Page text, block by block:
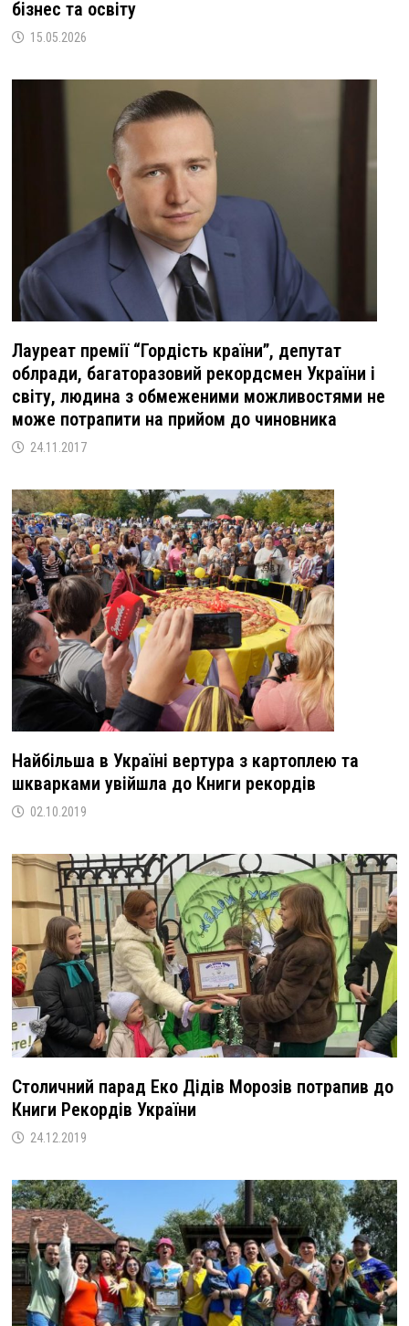
бізнес та освіту
15.05.2026
Лауреат премії “Гордість країни”, депутат
облради, багаторазовий рекордсмен України і
світу, людина з обмеженими можливостями не
може потрапити на прийом до чиновника
24.11.2017
Найбільша в Україні вертура з картоплею та
шкварками увійшла до Книги рекордів
02.10.2019
Столичний парад Еко Дідів Морозів потрапив до
Книги Рекордів України
24.12.2019